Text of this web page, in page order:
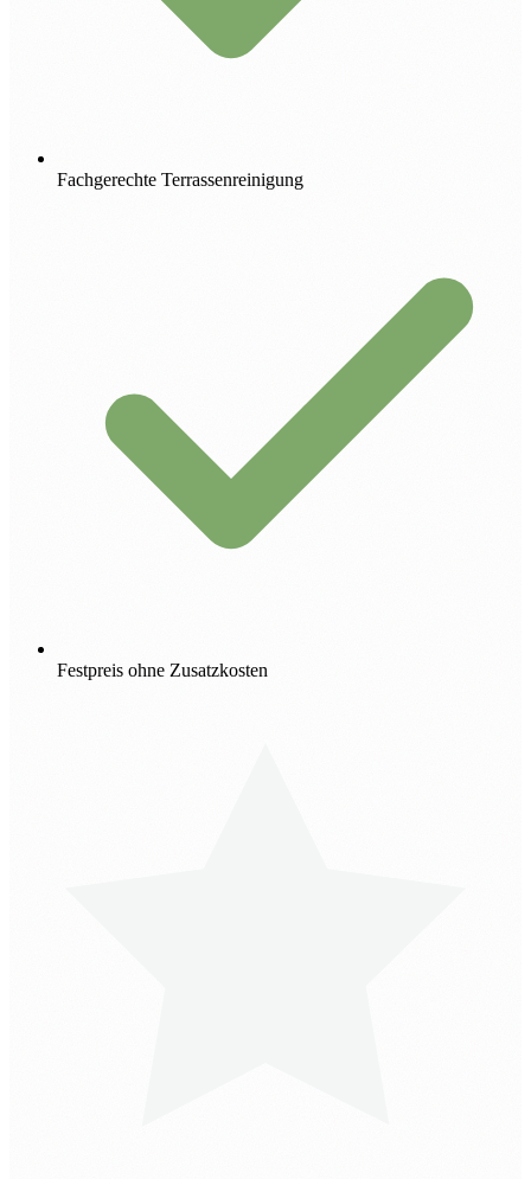
Fachgerechte Terrassenreinigung
Festpreis ohne Zusatzkosten